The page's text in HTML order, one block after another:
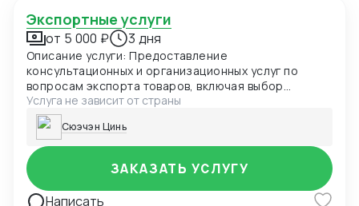
Экспортные услуги
от 5 000 ₽ 3 дня
Описание услуги: Предоставление
консультационных и организационных услуг по
вопросам экспорта товаров, включая выбор
поставщиков, оформление контрактов, логистику и
таможенные процедуры.
Услуга не зависит от страны
Cюэчэн Цинь
Написать
ЗАКАЗАТЬ УСЛУГУ